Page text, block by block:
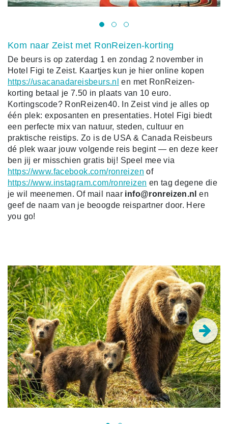
Kom naar Zeist met RonReizen-korting
De beurs is op zaterdag 1 en zondag 2 november in
Hotel Figi te Zeist. Kaartjes kun je hier online kopen
https://usacanadareisbeurs.nl en met RonReizen-
korting betaal je 7.50 in plaats van 10 euro.
Kortingscode? RonReizen40. In Zeist vind je alles op
één plek: exposanten en presentaties. Hotel Figi biedt
een perfecte mix van natuur, steden, cultuur en
praktische reistips. Zo is de USA & Canada Reisbeurs
dé plek waar jouw volgende reis begint — en deze keer
ben jij er misschien gratis bij! Speel mee via
https://www.facebook.com/ronreizen of
https://www.instagram.com/ronreizen en tag degene die
je wil meenemen. Of mail naar info@ronreizen.nlen
geef de naam van je beoogde reispartner door. Here
you go!